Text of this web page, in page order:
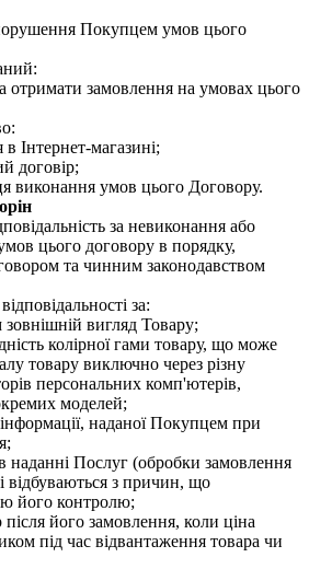
Покупцем умов цього
отримати замовлення на умовах цього
Інтернет-магазині;
договір;
виконання умов цього Договору.
за невиконання або
цього договору в порядку,
та чинним законодавством
за:
вигляд Товару;
колірної гами товару, що може
товару виключно через різну
персональних комп'ютерів,
моделей;
інформації, наданої Покупцем при
наданні Послуг (обробки замовлення
відбуваються з причин, що
його контролю;
після його замовлення, коли ціна
під час відвантаження товара чи